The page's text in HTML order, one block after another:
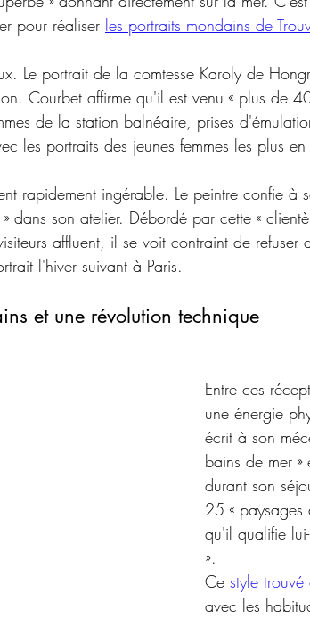
pour réaliser les portraits mondains de
Le portrait de la comtesse Karoly de
Courbet affirme qu'il est venu « plus de
de la station balnéaire, prises
les portraits des jeunes femmes les plus
rapidement ingérable. Le peintre confie à
dans son atelier. Débordé par cette «
affluent, il se voit contraint de refuser
l'hiver suivant à Paris.
et une révolution technique
Entre ces
une énergie
écrit à son
bains de mer
durant son
25 « paysages
qu'il qualifie
».
Ce style trouvé
avec les